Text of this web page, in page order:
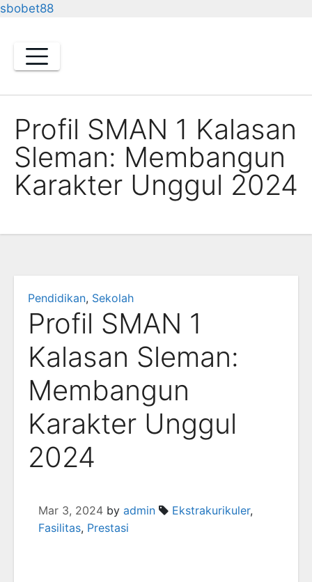
sbobet88
content
Profil SMAN 1 Kalasan
Sleman: Membangun
Karakter Unggul 2024
Pendidikan, Sekolah
Profil SMAN 1
Kalasan Sleman:
Membangun
Karakter Unggul
2024
Mar 3, 2024 by admin Ekstrakurikuler,
Fasilitas, Prestasi